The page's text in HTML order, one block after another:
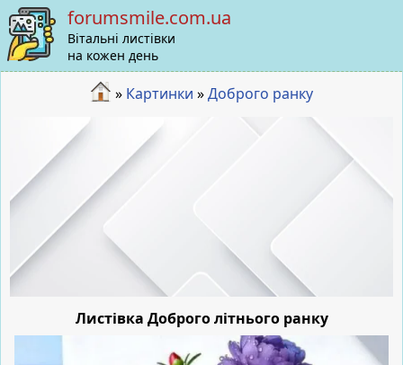
forumsmile.com.ua
Вітальні листівки
на кожен день
» Картинки »Доброго ранку
Листівка Доброго літнього ранку